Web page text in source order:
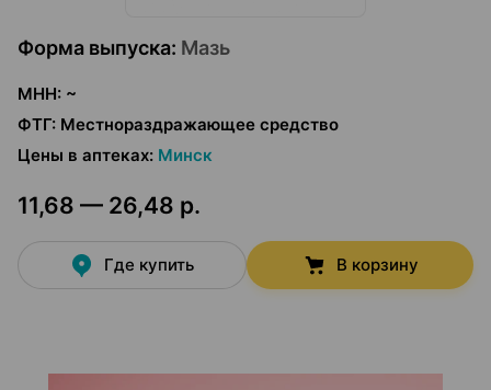
Форма выпуска: Мазь
МНН: ~
ФТГ: Местнораздражающее средство
Цены в аптеках: Минск
11,68 — 26,48 р.
Где купить В корзину